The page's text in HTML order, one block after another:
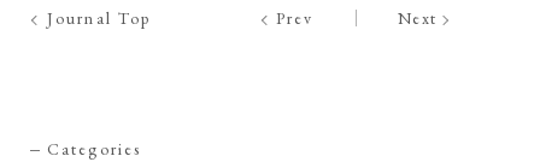
Journal Top Prev Next
Categories